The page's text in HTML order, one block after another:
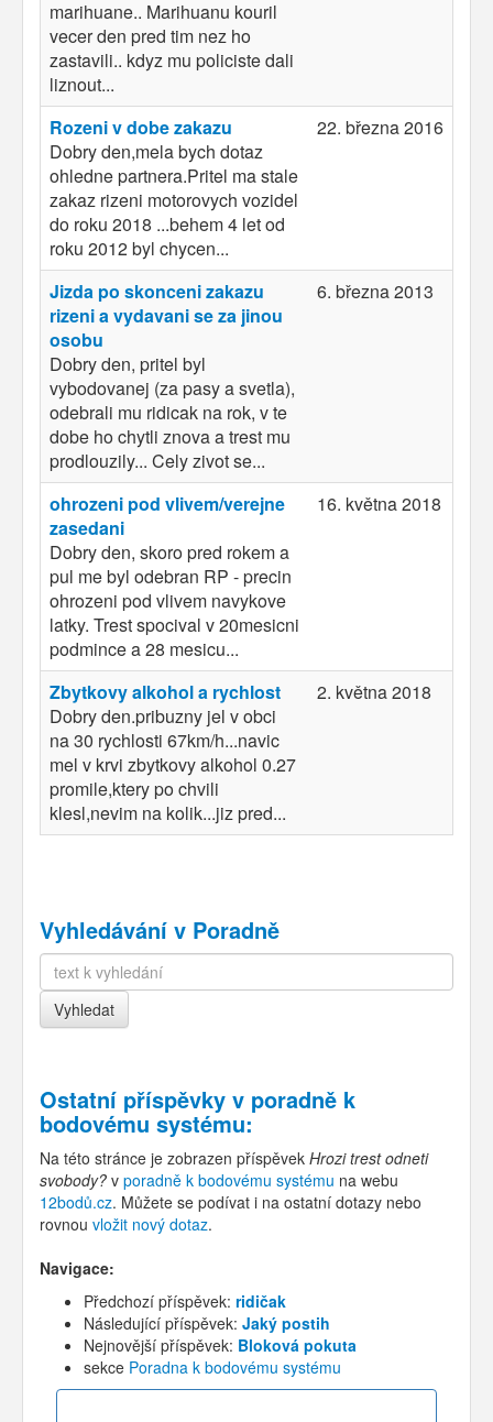
marihuane.. Marihuanu kouril
vecer den pred tim nez ho
zastavili.. kdyz mu policiste dali
liznout...
Rozeni v dobe zakazu
Dobry den,mela bych dotaz
ohledne partnera.Pritel ma stale
zakaz rizeni motorovych vozidel
do roku 2018 ...behem 4 let od
roku 2012 byl chycen...
22. března 2016
Jizda po skonceni zakazu
rizeni a vydavani se za jinou
osobu
Dobry den, pritel byl
vybodovanej (za pasy a svetla),
odebrali mu ridicak na rok, v te
dobe ho chytli znova a trest mu
prodlouzily... Cely zivot se...
6. března 2013
ohrozeni pod vlivem/verejne
zasedani
Dobry den, skoro pred rokem a
pul me byl odebran RP - precin
ohrozeni pod vlivem navykove
latky. Trest spocival v 20mesicni
podmince a 28 mesicu...
16. května 2018
Zbytkovy alkohol a rychlost
Dobry den.pribuzny jel v obci
na 30 rychlosti 67km/h...navic
mel v krvi zbytkovy alkohol 0.27
promile,ktery po chvili
klesl,nevim na kolik...jiz pred...
2. května 2018
Vyhledávání v Poradně
Ostatní příspěvky v poradně k
bodovému systému:
Na této stránce je zobrazen příspěvek Hrozi trest odneti
svobody? v poradně k bodovému systému na webu
12bodů.cz. Můžete se podívat i na ostatní dotazy nebo
rovnou vložit nový dotaz.
Navigace:
Předchozí příspěvek: ridičak
Následující příspěvek: Jaký postih
Nejnovější příspěvek: Bloková pokuta
sekce Poradna k bodovému systému